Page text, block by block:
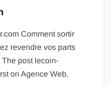
Comment sortir
revendre vos parts
post lecoin-
on Agence Web.